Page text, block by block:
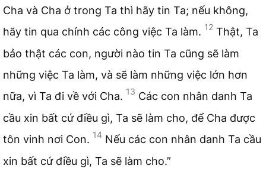
Cha và Cha ở trong Ta thì hãy tin Ta; nếu không,
hãy tin qua chính các công việc Ta làm. 12 Thật, Ta
bảo thật các con, người nào tin Ta cũng sẽ làm
những việc Ta làm, và sẽ làm những việc lớn hơn
nữa, vì Ta đi về với Cha. 13 Các con nhân danh Ta
cầu xin bất cứ điều gì, Ta sẽ làm cho, để Cha được
tôn vinh nơi Con. 14 Nếu các con nhân danh Ta cầu
xin bất cứ điều gì, Ta sẽ làm cho.”